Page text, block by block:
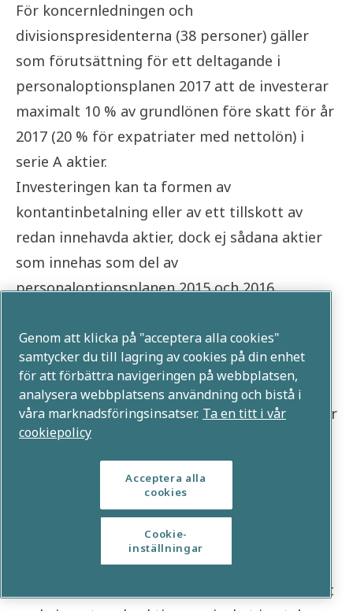
För koncernledningen och
divisionspresidenterna (38 personer) gäller
som förutsättning för ett deltagande i
personaloptionsplanen 2017 att de investerar
maximalt 10 % av grundlönen före skatt för år
2017 (20 % för expatriater med nettolön) i
serie A aktier.
Investeringen kan ta formen av
kontantinbetalning eller av ett tillskott av
redan innehavda aktier, dock ej sådana aktier
som innehas som del av
personaloptionsplanen 2015 och 2016.
mot gjord investering. De som valt att
investera får, förutom ett proportionellt
deltagande i optionsplanen, rätt att tre år
efter investeringsåret förvärva det antal aktier
(matching shares) som svarar mot antalet
investerade aktier under
personaloptionsplanen 2017 till ett pris av 75
% av den kurs på vilken lösenpriset för
aktierna i planen för 2017 beräknades, under
förutsättning av fortsatt anställning och
fortsatt innehav av dessa aktier. Har innehavet
Genom att klicka på "acceptera alla cookies"
samtycker du till lagring av cookies på din enhet
för att förbättra navigeringen på webbplatsen,
analysera webbplatsens användning och bistå i
våra marknadsföringsinsatser. Ta en titt i vår
cookiepolicy
Acceptera alla
cookies
Cookie-
inställningar